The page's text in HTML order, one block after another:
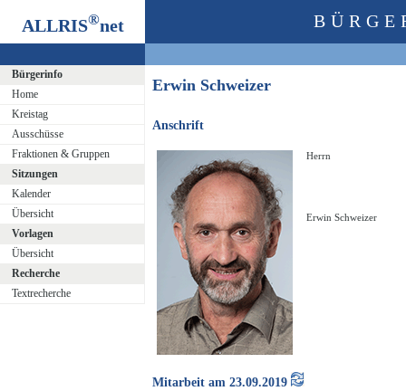
ALLRIS®net
Bürgerinfo
Home
Kreistag
Ausschüsse
Fraktionen & Gruppen
Sitzungen
Kalender
Übersicht
Vorlagen
Übersicht
Recherche
Textrecherche
Erwin Schweizer
Anschrift
Herrn
Erwin Schweizer
Mitarbeit am 23.09.2019